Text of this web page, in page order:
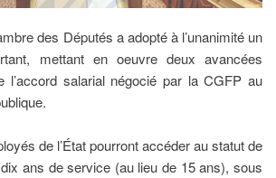
des Députés a adopté à l’unanimité un
mettant en oeuvre deux avancées
l’accord salarial négocié par la CGFP au
de l’État pourront accéder au statut de
ans de service (au lieu de 15 ans), sous